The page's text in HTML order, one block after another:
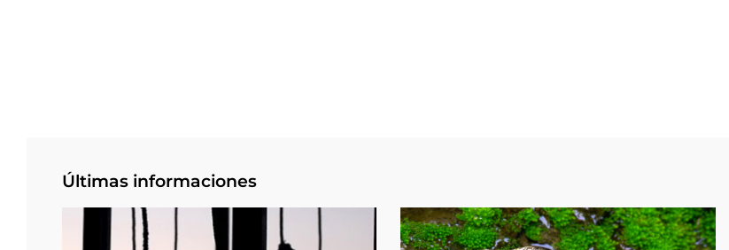
Últimas informaciones